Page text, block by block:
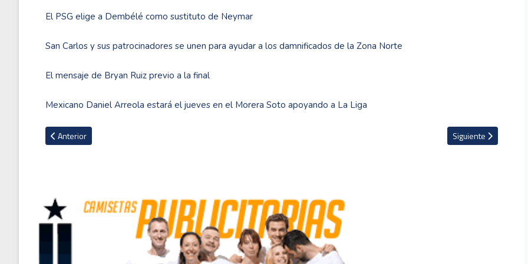
El PSG elige a Dembélé como sustituto de Neymar
San Carlos y sus patrocinadores se unen para ayudar a los damnificados de la Zona Norte
El mensaje de Bryan Ruiz previo a la final
Mexicano Daniel Arreola estará el jueves en el Morera Soto apoyando a La Liga
Artículo anterior: República Dominicana logra histórica clasificación al Mundial Sub-20 tras vencer a Jamaica (1-0)
Anterior Artículo siguiente: El
Siguiente